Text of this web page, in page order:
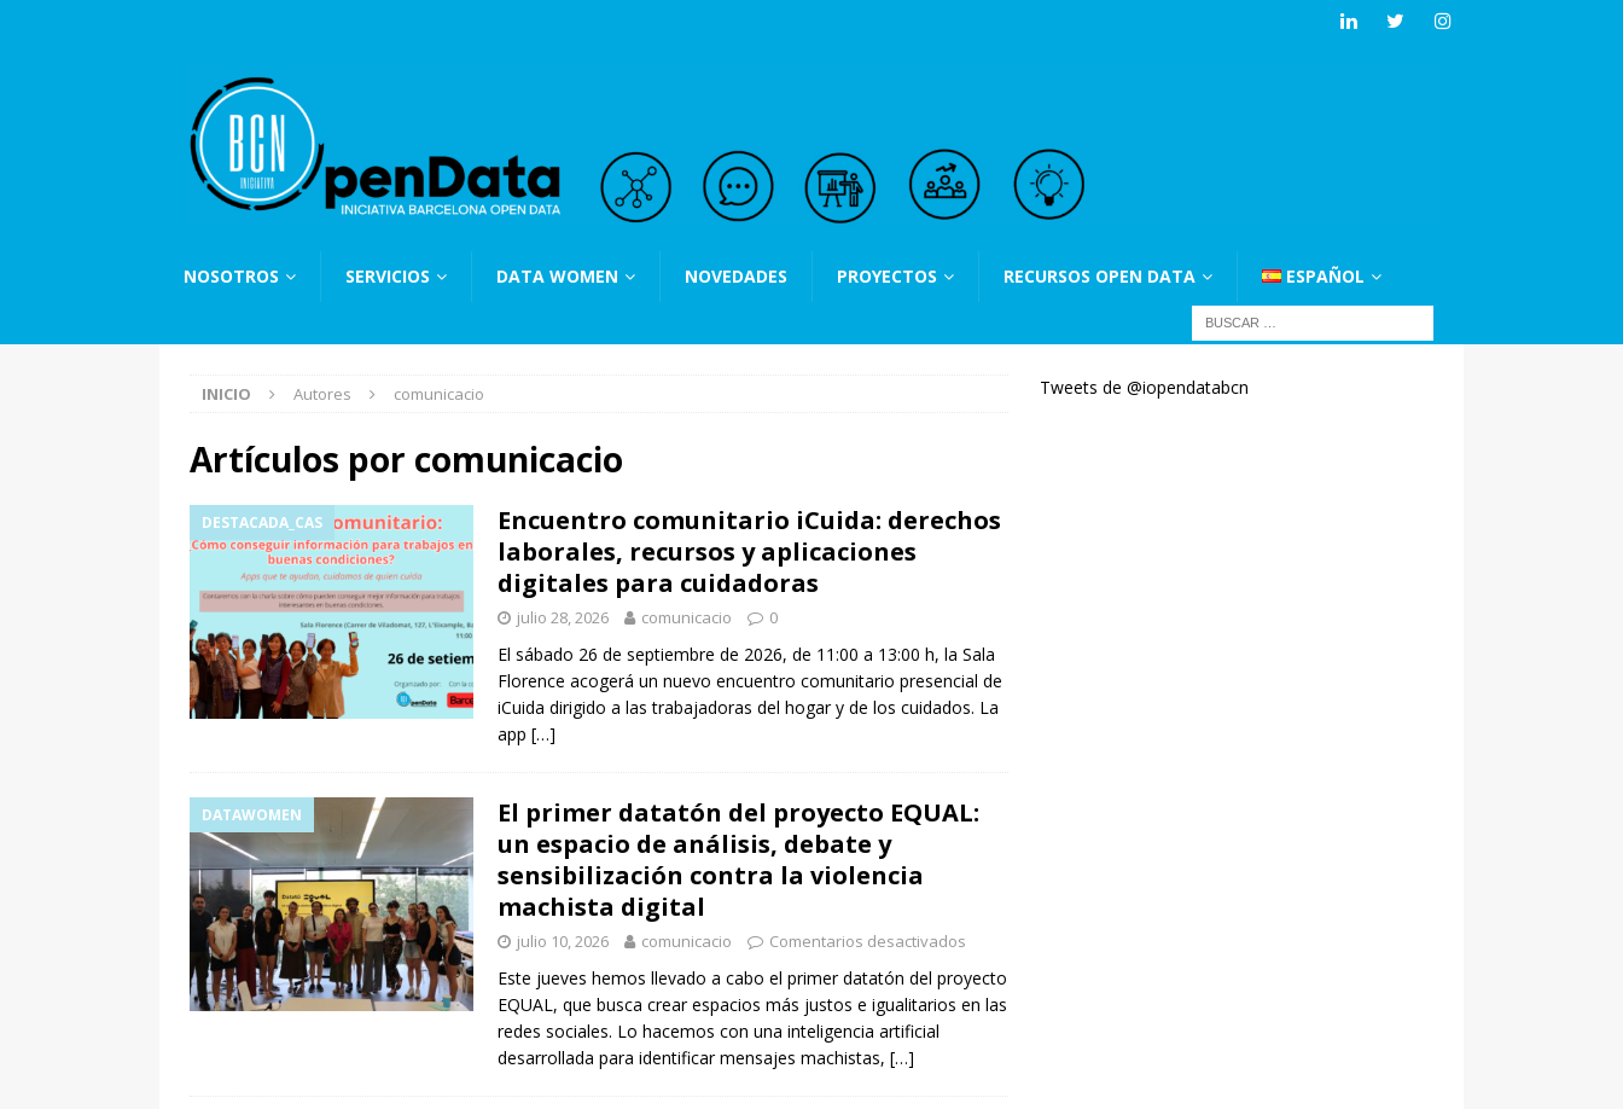
NOSOTROS SERVICIOS DATA WOMEN NOVEDADES PROYECTOS RECURSOS OPEN DATA ESPAÑOL
INICIO Autores comunicacio
Artículos por comunicacio
DESTACADA_CAS
Encuentro comunitario iCuida: derechos
laborales, recursos y aplicaciones
digitales para cuidadoras
julio 28, 2026 comunicacio 0
El sábado 26 de septiembre de 2026, de 11:00 a 13:00 h, la Sala
Florence acogerá un nuevo encuentro comunitario presencial de
iCuida dirigido a las trabajadoras del hogar y de los cuidados. La
app […]
DATAWOMEN
El primer datatón del proyecto EQUAL:
un espacio de análisis, debate y
sensibilización contra la violencia
machista digital
julio 10, 2026 comunicacio Comentarios desactivados
Este jueves hemos llevado a cabo el primer datatón del proyecto
EQUAL, que busca crear espacios más justos e igualitarios en las
redes sociales. Lo hacemos con una inteligencia artificial
desarrollada para identificar mensajes machistas, […]
Tweets de @iopendatabcn